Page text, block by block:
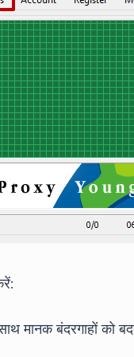
मानक बंदरगाहों को